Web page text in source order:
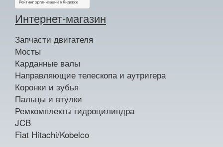
Интернет-магазин
Запчасти двигателя
Мосты
Карданные валы
Направляющие телескопа и аутригера
Коронки и зубья
Пальцы и втулки
Ремкомплекты гидроцилиндра
JCB
Fiat Hitachi/Kobelco